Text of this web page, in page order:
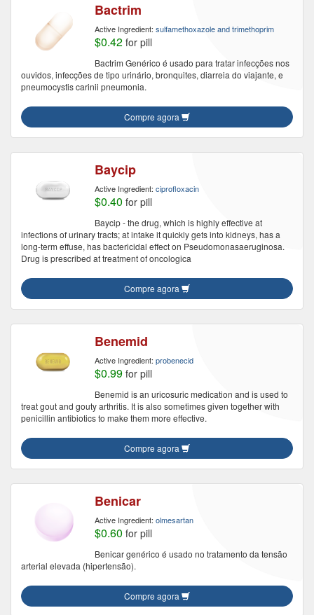
Bactrim
Active Ingredient: sulfamethoxazole and trimethoprim
$0.42 for pill
Bactrim Genérico é usado para tratar infecções nos
ouvidos, infecções de tipo urinário, bronquites, diarreia do viajante, e
pneumocystis carinii pneumonia.
Compre agora
Baycip
Active Ingredient: ciprofloxacin
$0.40 for pill
Baycip - the drug, which is highly effective at
infections of urinary tracts; at intake it quickly gets into kidneys, has a
long-term effuse, has bactericidal effect on Pseudomonasaeruginosa.
Drug is prescribed at treatment of oncologica
Compre agora
Benemid
Active Ingredient: probenecid
$0.99 for pill
Benemid is an uricosuric medication and is used to
treat gout and gouty arthritis. It is also sometimes given together with
penicillin antibiotics to make them more effective.
Compre agora
Benicar
Active Ingredient: olmesartan
$0.60 for pill
Benicar genérico é usado no tratamento da tensão
arterial elevada (hipertensão).
Compre agora